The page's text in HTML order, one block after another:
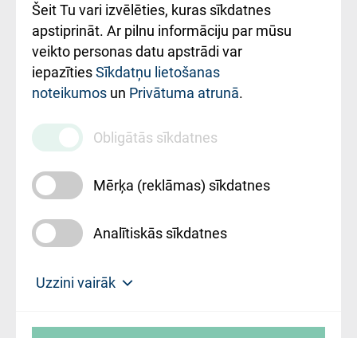
Rekvizīti un
ārstniecības
iestādes kods
010000234
Maksas
pakalpojumu
cenrādis
Šeit Tu vari izvēlēties, kuras sīkdatnes
apstiprināt. Ar pilnu informāciju par mūsu
veikto personas datu apstrādi var
iepazītiesSīkdatņu lietošanas
noteikumos un Privātuma atrunā.
Obligātās sīkdatnes
Mērķa (reklāmas) sīkdatnes
Analītiskās sīkdatnes
Uzzini vairāk